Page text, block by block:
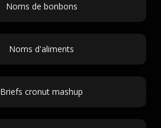
Noms de bonbons
Noms d'aliments
Briefs cronut mashup